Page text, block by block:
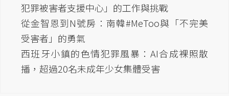
犯罪被害者支援中心」的工作與挑戰
從金智恩到N號房：南韓#MeToo與「不完美
受害者」的勇氣
西班牙小鎮的色情犯罪風暴：AI合成裸照散
播，超過20名未成年少女集體受害